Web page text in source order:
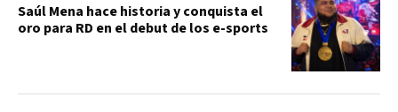
Saúl Mena hace historia y conquista el
oro para RD en el debut de los e-sports